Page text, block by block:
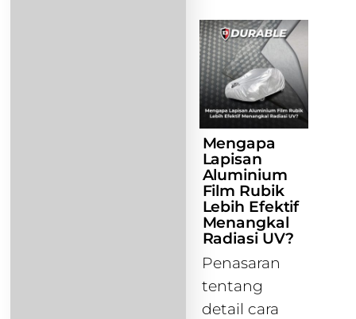
Mengapa
Lapisan
Aluminium
Film Rubik
Lebih Efektif
Menangkal
Radiasi UV?
Penasaran
tentang
detail cara